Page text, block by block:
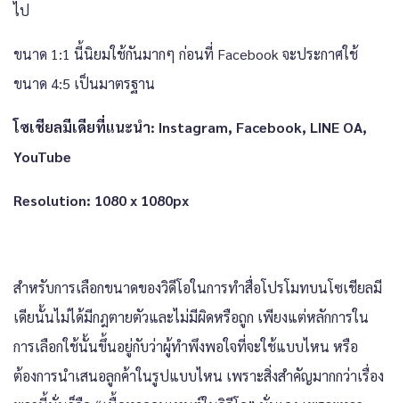
ไป
ขนาด 1:1 นี้นิยมใช้กันมากๆ ก่อนที่ Facebook จะประกาศใช้
ขนาด 4:5 เป็นมาตรฐาน
โซเชียลมีเดียที่แนะนำ: Instagram, Facebook, LINE OA,
YouTube
Resolution: 1080 x 1080px
สำหรับการเลือกขนาดของวิดีโอในการทำสื่อโปรโมทบนโซเชียลมี
เดียนั้นไม่ได้มีกฎตายตัวและไม่มีผิดหรือถูก เพียงแต่หลักการใน
การเลือกใช้นั้นขึ้นอยู่กับว่าผู้ทำพึงพอใจที่จะใช้แบบไหน หรือ
ต้องการนำเสนอลูกค้าในรูปแบบไหน เพราะสิ่งสำคัญมากกว่าเรื่อง